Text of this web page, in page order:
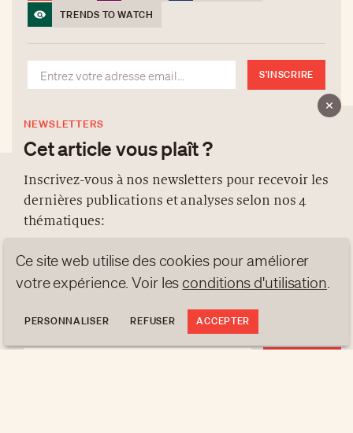
TRENDS TO WATCH
S'INSCRIRE
NEWSLETTERS
Cet article vous plaît ?
Inscrivez-vous à nos newsletters pour recevoir les
dernières publications et analyses selon nos 4
thématiques:
NEWS GEN Z
ANALYSES
TRENDS TO WATCH
À PROPOS
PROTECTION DES DONNÉES
contact@luxurytribune.com
Conçu parAntistatique
Ce site web utilise des cookies pour améliorer
votre expérience. Voir les conditions d'utilisation
PERSONNALISER REFUSER ACCEPTER